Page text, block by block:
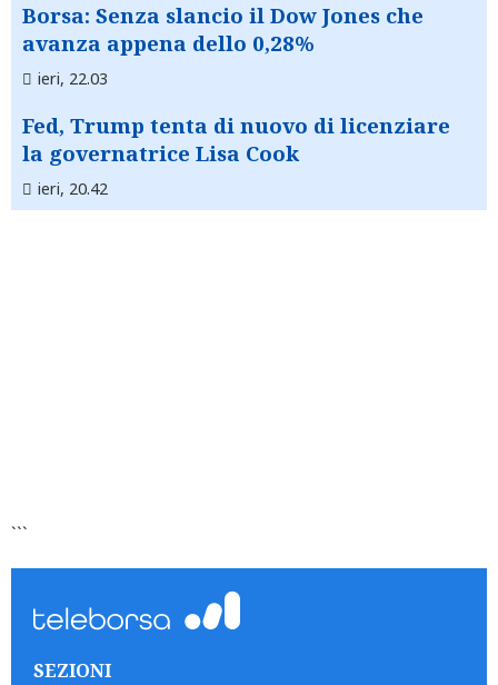
Borsa: Senza slancio il Dow Jones che
avanza appena dello 0,28%
ieri, 22.03
Fed, Trump tenta di nuovo di licenziare
la governatrice Lisa Cook
ieri, 20.42
```
SEZIONI